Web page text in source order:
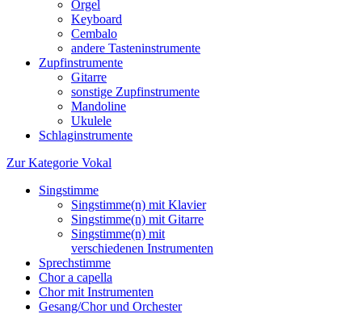
Orgel
Keyboard
Cembalo
andere Tasteninstrumente
Zupfinstrumente
Gitarre
sonstige Zupfinstrumente
Mandoline
Ukulele
Schlaginstrumente
Zur Kategorie Vokal
Singstimme
Singstimme(n) mit Klavier
Singstimme(n) mit Gitarre
Singstimme(n) mit
verschiedenen Instrumenten
Sprechstimme
Chor a capella
Chor mit Instrumenten
Gesang/Chor und Orchester